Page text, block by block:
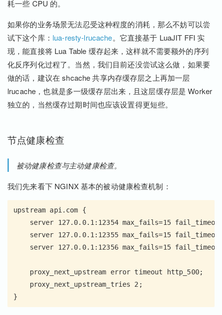
耗一些 CPU 的。
如果你的业务场景无法忍受这种程度的消耗，那么不妨可以尝
试下这个库： lua-resty-lrucache。它直接基于 LuaJIT FFI 实
现，能直接将 Lua Table 缓存起来，这样就不需要额外的序列
化反序列化过程了。当然，我们目前还没尝试这么做，如果要
做的话，建议在 shcache 共享内存缓存层之上再加一层
lrucache，也就是多一级缓存层出来，且这层缓存层是 Worker
独立的，当然缓存过期时间也应该设置得更短些。
节点健康检查
被动健康检查与主动健康检查。
我们先来看下 NGINX 基本的被动健康检查机制：
upstream api.com {
server 127.0.0.1:12354 max_fails=15
server 127.0.0.1:12355 max_fails=15
server 127.0.0.1:12356 max_fails=15
    proxy_next_upstream error timeout http_500;
    proxy_next_upstream_tries 2;